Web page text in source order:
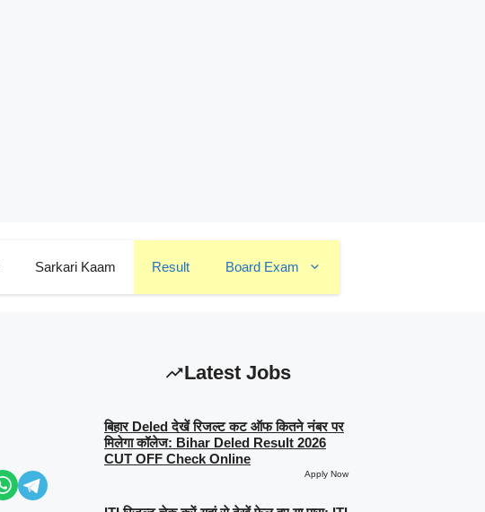
Sarkari Kaam Result Board Exam
Latest Jobs
बिहार Deled देखें रिजल्ट कट ऑफ कितने नंबर पर
मिलेगा कॉलेज: Bihar Deled Result 2026
CUT OFF Check Online
Apply Now